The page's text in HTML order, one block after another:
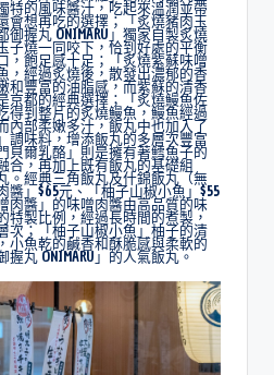
特的風味醬汁，吃起來溫潤並帶
會想再吃的選擇；「炙燒豬肉玉
握丸 ONIMARU」獨家自製炙燒
子燒一同咬下，恰到好處的平衡
，飽足感十足；「炙燒紫蘇味噌
，經過炙燒後，散發出濃郁的香
和豐富的油脂感，而紫蘇的清香
京都的經典選擇；「炙燒鰻魚佐
得到整片的炙燒鰻魚，鰻魚經過
內部柔嫩多汁，飯丸中也加入了
調味料，增添飯丸的多層次豐富
貝爾乳酪」則是擁有著鱈魚子的
合，再加上既有飯丸的基礎組
。經典三角飯丸及什錦飯丸（無
」$65元、「柚子山椒小魚」$55
肉醬」的味噌肉醬由高品質的味
特製比例，經過長時間的煮製，
次；「柚子山椒小魚」柚子的清
小魚乾的鹹香和酥脆感與柔軟的
丸 ONIMARU」的人氣飯丸。